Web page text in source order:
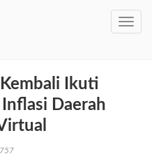
Ikuti
Daerah
757